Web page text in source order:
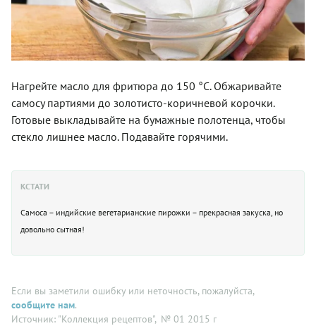
Нагрейте масло для фритюра до 150 °С. Обжаривайте
самосу партиями до золотисто-коричневой корочки.
Готовые выкладывайте на бумажные полотенца, чтобы
стекло лишнее масло. Подавайте горячими.
КСТАТИ
Самоса – индийские вегетарианские пирожки – прекрасная закуска, но
довольно сытная!
Если вы заметили ошибку или неточность, пожалуйста,
сообщите нам.
Источник: "Коллекция рецептов", № 01 2015 г